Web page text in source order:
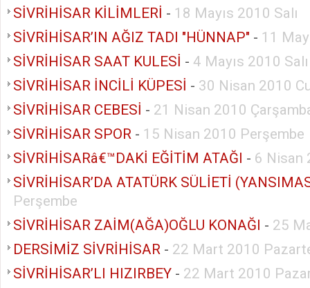
SİVRİHİSAR KİLİMLERİ - 18 Mayıs 2010 Salı
SİVRİHİSAR’IN AĞIZ TADI "HÜNNAP" - 11
SİVRİHİSAR SAAT KULESİ - 4 Mayıs 2010 Salı
SİVRİHİSAR İNCİLİ KÜPESİ - 30 Nisan 2010
SİVRİHİSAR CEBESİ - 21 Nisan 2010
SİVRİHİSAR SPOR - 15 Nisan 2010 Perşembe
SİVRİHİSARâ€™DAKİ EĞİTİM ATAĞI - 6 Nisan
Perşembe
SİVRİHİSAR ZAİM(AĞA)OĞLU KONAĞI - 25
DERSİMİZ SİVRİHİSAR - 22 Mart 2010
SİVRİHİSAR’LI HIZIRBEY - 22 Mart 2010